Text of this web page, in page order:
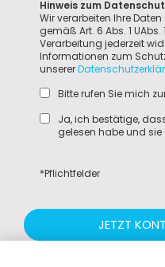
Hinweis zum
Wir verarbeiten Ihre
gemäß Art. 6 Abs. 1 UAbs.
Verarbeitung jederzeit
Informationen zum
unserer
Bitte rufen Sie mich
Ja, ich bestätige,
gelesen habe und sie
*Pflichtfelder
JETZT